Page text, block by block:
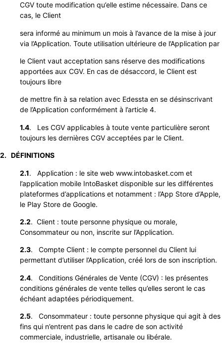
CGV toute modification qu’elle estime nécessaire. Dans ce
cas, le Client
sera informé au minimum un mois à l’avance de la mise à jour
via l’Application. Toute utilisation ultérieure de l’Application par
le Client vaut acceptation sans réserve des modifications
apportées aux CGV. En cas de désaccord, le Client est
toujours libre
de mettre fin à sa relation avec Edessta en se désinscrivant
de l’Application conformément à l’article 4.
1.4. Les CGV applicables à toute vente particulière seront
toujours les dernières CGV acceptées par le Client.
2. DÉFINITIONS
2.1. Application : le site web www.intobasket.com et
l’application mobile IntoBasket disponible sur les différentes
plateformes d’applications et notamment : l’App Store d’Apple,
le Play Store de Google.
2.2. Client : toute personne physique ou morale,
Consommateur ou non, inscrite sur l’Application.
2.3. Compte Client : le compte personnel du Client lui
permettant d’utiliser l’Application, créé lors de son inscription.
2.4. Conditions Générales de Vente (CGV) : les présentes
conditions générales de vente telles qu’elles seront le cas
échéant adaptées périodiquement.
2.5. Consommateur : toute personne physique qui agit à des
fins qui n’entrent pas dans le cadre de son activité
commerciale, industrielle, artisanale ou libérale.